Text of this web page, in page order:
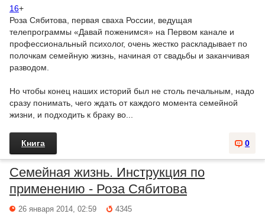
16+
Роза Сябитова, первая сваха России, ведущая
телепрограммы «Давай поженимся» на Первом канале и
профессиональный психолог, очень жестко раскладывает по
полочкам семейную жизнь, начиная от свадьбы и заканчивая
разводом.
Но чтобы конец наших историй был не столь печальным, надо
сразу понимать, чего ждать от каждого момента семейной
жизни, и подходить к браку во...
0
Книга
Семейная жизнь. Инструкция по
применению - Роза Сябитова
26 января 2014, 02:59 4345